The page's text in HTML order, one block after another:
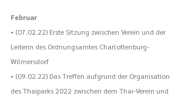
Februar
• (07.02.22) Erste Sitzung zwischen Verein und der
Leiterin des Ordnungsamtes Charlottenburg-
Wilmersdorf
• (09.02.22) Das Treffen aufgrund der Organisation
des Thaiparks 2022 zwischen dem Thai-Verein und